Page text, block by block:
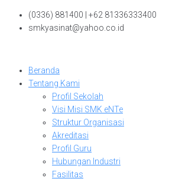
Skip
(0336) 881400 | +62 81336333400
smkyasinat@yahoo.co.id
Beranda
Tentang Kami
Profil Sekolah
Visi Misi SMK eNTe
Struktur Organisasi
Akreditasi
Profil Guru
Hubungan Industri
Fasilitas